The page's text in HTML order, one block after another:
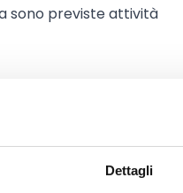
Dettagli
sono previste attività